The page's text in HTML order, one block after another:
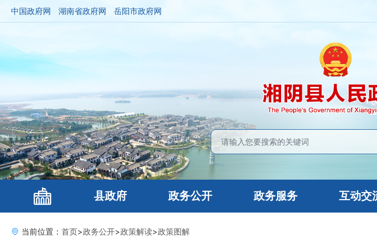
中国政府网 湖南省政府网 岳阳市政府网
县政府 政务公开 政务服务 互动交
当前位置： 首页>政务公开>政策解读>政策图解